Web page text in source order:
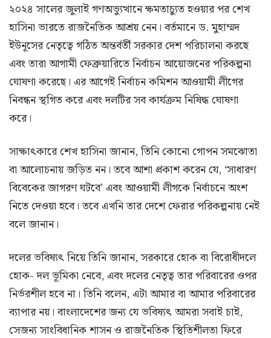
২০২৪ সালের জুলাই গণঅভ্যুত্থানে ক্ষমতাচ্যুত হওয়ার পর শেখ
হাসিনা ভারতে রাজনৈতিক আশ্রয় নেন। বর্তমানে ড. মুহাম্মদ
ইউনূসের নেতৃত্বে গঠিত অন্তর্বর্তী সরকার দেশ পরিচালনা করছে
এবং তারা আগামী ফেব্রুয়ারিতে নির্বাচন আয়োজনের পরিকল্পনা
ঘোষণা করেছে। এর আগেই নির্বাচন কমিশন আওয়ামী লীগের
নিবন্ধন স্থগিত করে এবং দলটির সব কার্যক্রম নিষিদ্ধ ঘোষণা
করে।
সাক্ষাৎকারে শেখ হাসিনা জানান, তিনি কোনো গোপন সমঝোতা
বা আলোচনায় জড়িত নন। তবে আশা প্রকাশ করেন যে, ‘সাধারণ
বিবেকের জাগরণ ঘটবে’ এবং আওয়ামী লীগকে নির্বাচনে অংশ
নিতে দেওয়া হবে। তবে এখনি তার দেশে ফেরার পরিকল্পনায় নেই
বলে জানান।
দলের ভবিষ্যৎ নিয়ে তিনি জানান, সরকারে হোক বা বিরোধীদলে
হোক- দল ভূমিকা নেবে, এবং দলের নেতৃত্ব তার পরিবারের ওপর
নির্ভরশীল হবে না। তিনি বলেন, এটা আমার বা আমার পরিবারের
ব্যাপার নয়। বাংলাদেশের জন্য যে ভবিষ্যৎ আমরা সবাই চাই,
সেজন্য সাংবিধানিক শাসন ও রাজনৈতিক স্থিতিশীলতা ফিরে